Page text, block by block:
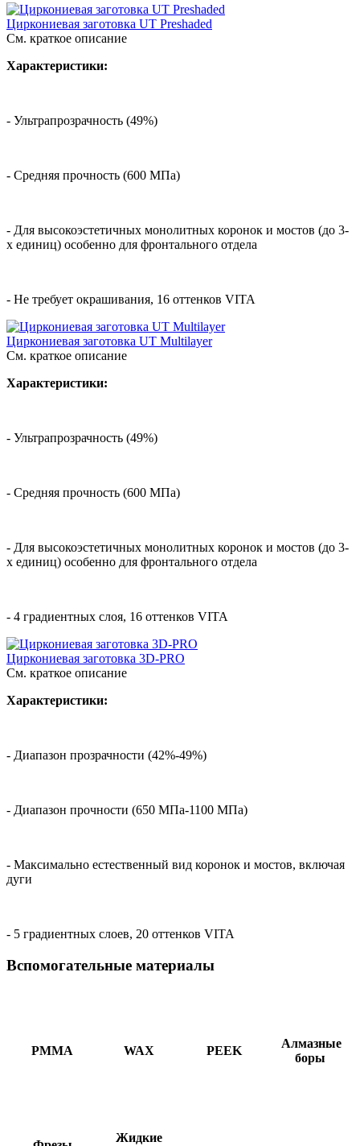
Циркониевая заготовка UT Preshaded
См. краткое описание
Характеристики:
- Ультрапрозрачность (49%)
- Средняя прочность (600 МПа)
- Для высокоэстетичных монолитных коронок и мостов (до 3-
х единиц) особенно для фронтального отдела
- Не требует окрашивания, 16 оттенков VITA
Циркониевая заготовка UT Multilayer
См. краткое описание
Характеристики:
- Ультрапрозрачность (49%)
- Средняя прочность (600 МПа)
- Для высокоэстетичных монолитных коронок и мостов (до 3-
х единиц) особенно для фронтального отдела
- 4 градиентных слоя, 16 оттенков VITA
Циркониевая заготовка 3D-PRO
См. краткое описание
Характеристики:
- Диапазон прозрачности (42%-49%)
- Диапазон прочности (650 МПа-1100 МПа)
- Максимально естественный вид коронок и мостов, включая
дуги
- 5 градиентных слоев, 20 оттенков VITA
Вспомогательные материалы
PMMA WAX PEEK
Алмазные
боры
Жидкие